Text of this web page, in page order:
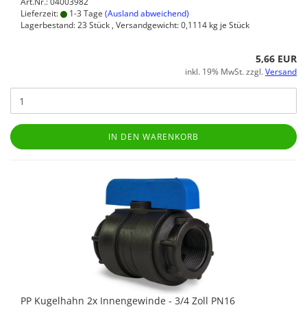
Lieferzeit:
1-3 Tage (Ausland abweichend)
Lagerbestand: 23 Stück , Versandgewicht:0,1114 kg je Stück
5,66 EUR
inkl. 19% MwSt. zzgl.Versand
IN DEN WARENKORB
PP Kugelhahn 2x Innengewinde - 3/4 Zoll PN16